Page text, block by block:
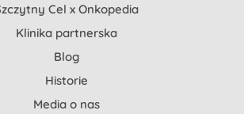
Cel x Onkopedia
Klinika partnerska
Blog
Historie
Media o nas